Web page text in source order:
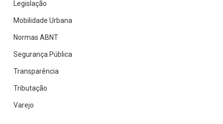
Legislação
Mobilidade Urbana
Normas ABNT
Segurança Pública
Transparência
Tributação
Varejo